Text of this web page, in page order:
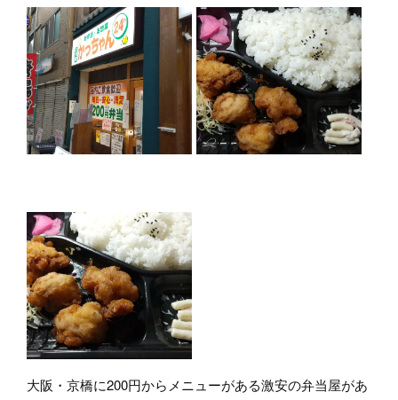
大阪・京橋に200円からメニューがある激安の弁当屋があ